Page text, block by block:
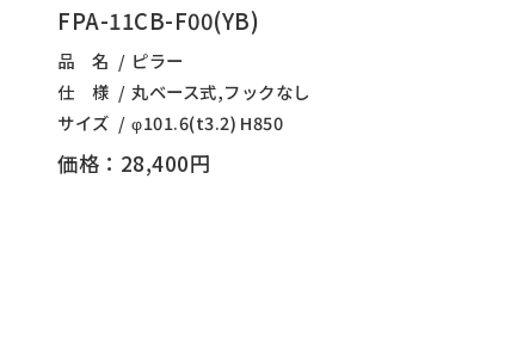
FPA-11CB-F00(YB)
品 名
ピラー
仕 様
丸ベース式,フックなし
サイズ
φ101.6(t3.2) H850
価格：28,400円